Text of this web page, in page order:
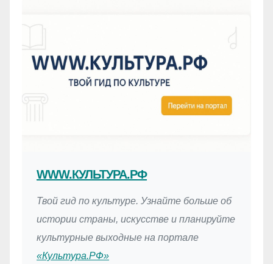
WWW.КУЛЬТУРА.РФ
Твой гид по культуре. Узнайте больше об
истории страны, искусстве и планируйте
культурные выходные на портале
«Культура.РФ»